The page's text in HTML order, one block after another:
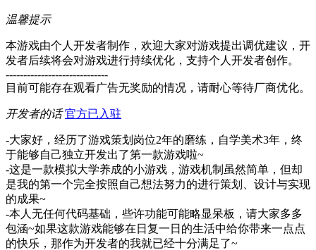
温馨提示
本游戏由个人开发者制作，欢迎大家对游戏提出调优建议，开
发者后续将会对游戏进行持续优化，支持个人开发者创作。
-----------------------------
目前可能存在观看广告无奖励的情况，请耐心等待厂商优化。
开发者的话 官方已入驻
-大家好，经历了游戏策划岗位2年的磨练，自学美术3年，终
于能够自己独立开发出了第一款游戏啦~
-这是一款模拟大学养成的小游戏，游戏机制虽然简单，但却
是我的第一个完全按照自己想法努力的进行策划、设计与实现
的成果~
-本人无任何代码基础，些许功能可能略显呆板，请大家多多
包涵~如果这款游戏能够在日复一日的生活中给你带来一点点
的快乐，那作为开发者的我就已经十分满足了~